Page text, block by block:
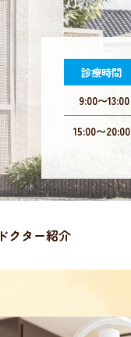
診療時間
9:00〜13:00
15:00〜20:00
ドクター紹介